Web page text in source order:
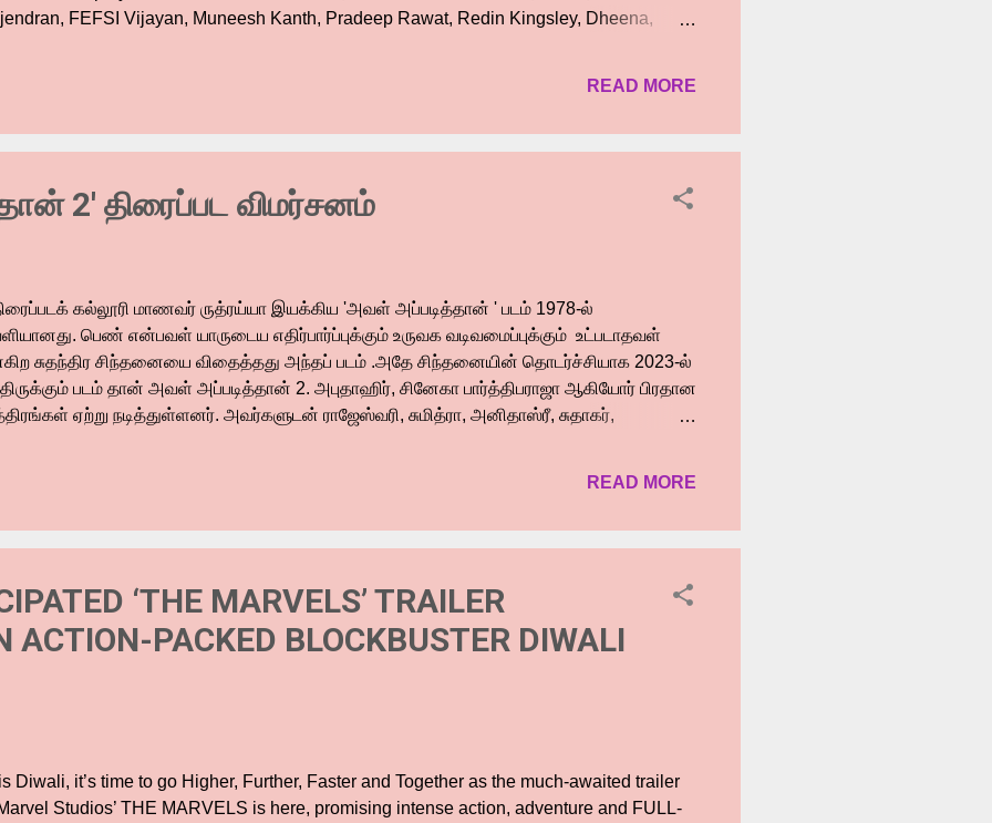
FEFSI Vijayan, Muneesh Kanth, Pradeep Rawat, Redin Kingsley, Dheena,
as well, has composed the music for the film. Cinematography is by Deepak Kumar,
Writer Indira Soundarrajan said... "I have come all the way from Madurai to attend this
READ MORE
2' திரைப்பட விமர்சனம்
கல்லூரி மாணவர் ருத்ரய்யா இயக்கிய 'அவள் அப்படித்தான் ' படம் 1978-ல்
பெண் என்பவள் யாருடைய எதிர்பார்ப்புக்கும் உருவக வடிவமைப்புக்கும் உட்படாதவள்
சுதந்திர சிந்தனையை விதைத்தது அந்தப் படம் .அதே சிந்தனையின் தொடர்ச்சியாக 2023-ல்
படம் தான் அவள் அப்படித்தான் 2. அபுதாஹிர், சினேகா பார்த்திபராஜா ஆகியோர் பிரதான
ஏற்று நடித்துள்ளனர். அவர்களுடன் ராஜேஸ்வரி, சுமித்ரா, அனிதாஸ்ரீ, சுதாகர்,
சித்தார்த் இசையமைத்துள்ளார். படத்தொகுப்பு அகமது கலை- டி.பாலசுப்பிரமணியன். யுன்
நடக்கும் ஈகோ யுத்தம் தான் இந்தப் படம். மஞ்சு ஒரு தனியார் பள்ளி
தட்டிக் கேட்பது, சுதந்திரமான சி...
READ MORE
‘THE MARVELS’ TRAILER
ACTION-PACKED BLOCKBUSTER DIWALI
Diwali, it’s time to go Higher, Further, Faster and Together as the much-awaited trailer
Studios’ THE MARVELS is here, promising intense action, adventure and FULL-